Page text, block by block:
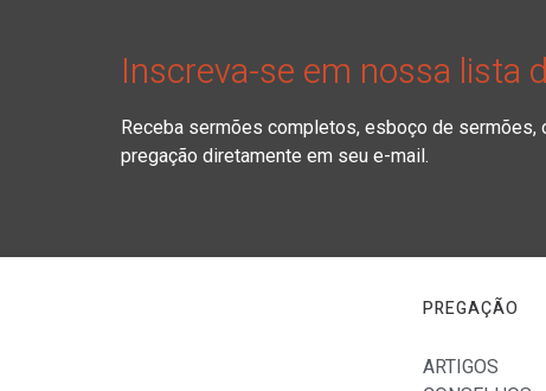
Inscreva-se em nossa lista
Receba sermões completos, esboço de
pregação diretamente em seu e-mail.
PREGAÇÃO
ARTIGOS